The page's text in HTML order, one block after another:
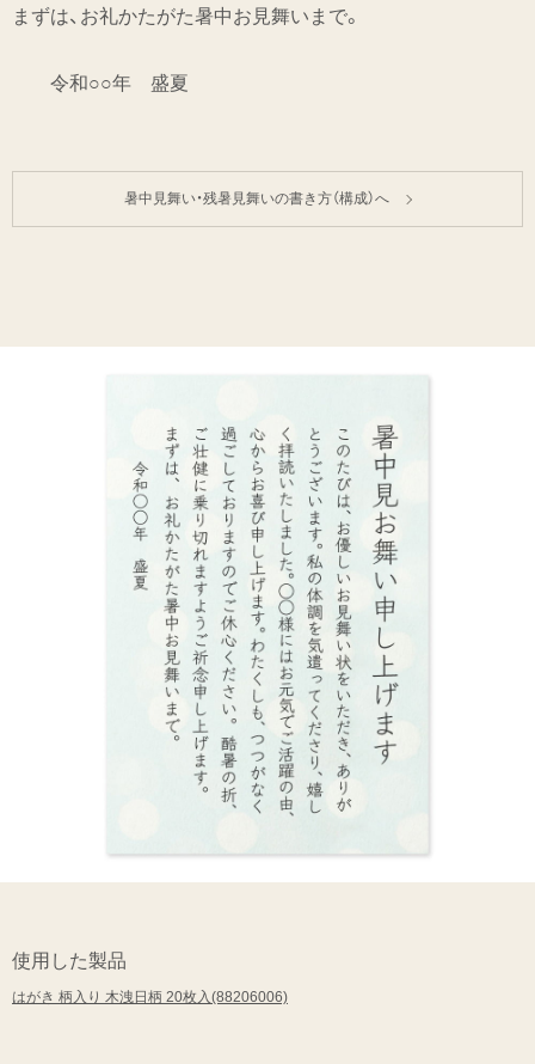
まずは、お礼かたがた暑中お見舞いまで。
令和○○年 盛夏
暑中見舞い・残暑見舞いの書き方（構成）へ
使用した製品
はがき 柄入り 木洩日柄 20枚入(88206006)